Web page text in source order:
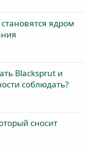
ядром
Blacksprut и
соблюдать?
сносит